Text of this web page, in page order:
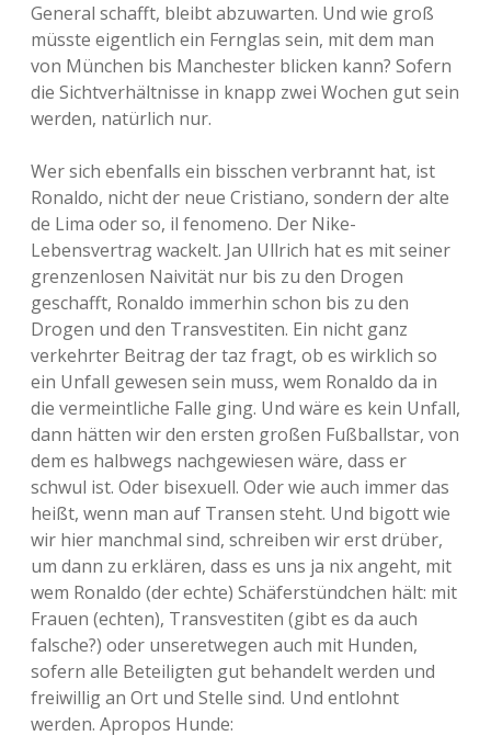
General schafft, bleibt abzuwarten. Und wie groß
müsste eigentlich ein Fernglas sein, mit dem man
von München bis Manchester blicken kann? Sofern
die Sichtverhältnisse in knapp zwei Wochen gut sein
werden, natürlich nur.
Wer sich ebenfalls ein bisschen verbrannt hat, ist
Ronaldo, nicht der neue Cristiano, sondern der alte
de Lima oder so, il fenomeno. Der Nike-
Lebensvertrag wackelt. Jan Ullrich hat es mit seiner
grenzenlosen Naivität nur bis zu den Drogen
geschafft, Ronaldo immerhin schon bis zu den
Drogen und den Transvestiten. Ein nicht ganz
verkehrter Beitrag der taz fragt, ob es wirklich so
ein Unfall gewesen sein muss, wem Ronaldo da in
die vermeintliche Falle ging. Und wäre es kein Unfall,
dann hätten wir den ersten großen Fußballstar, von
dem es halbwegs nachgewiesen wäre, dass er
schwul ist. Oder bisexuell. Oder wie auch immer das
heißt, wenn man auf Transen steht. Und bigott wie
wir hier manchmal sind, schreiben wir erst drüber,
um dann zu erklären, dass es uns ja nix angeht, mit
wem Ronaldo (der echte) Schäferstündchen hält: mit
Frauen (echten), Transvestiten (gibt es da auch
falsche?) oder unseretwegen auch mit Hunden,
sofern alle Beteiligten gut behandelt werden und
freiwillig an Ort und Stelle sind. Und entlohnt
werden. Apropos Hunde: